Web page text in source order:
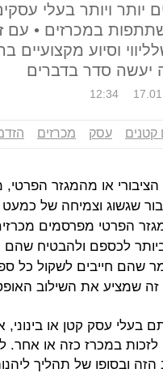
יותר ויותר בעלי
במכרזים •
וסיוע
יעשה סדר בדברים
12:34
קטנים עסק מכרזים
או מהמגזר
שגשוג וצמיחה של כמעט
הפרטי מפרסמים
לכספם ולהבטיח שהם
שהם חייבים לשקול כל
שמציע את השילוב
עסק קטן או בינוני,
לזכות במכרז כזה או
הזה ובסופו של תהליך